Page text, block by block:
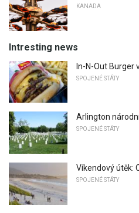
KANADA
Intresting news
In-N-Out Burger
SPOJENÉ STÁTY
Arlington
SPOJENÉ STÁTY
Víkendový útěk:
SPOJENÉ STÁTY